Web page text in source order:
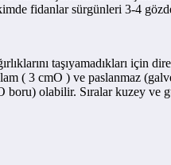
fidanlar sürgünleri 3-4
taşıyamadıkları
( 3 cmO ) ve paslanmaz
olabilir. Sıralar kuzey ve